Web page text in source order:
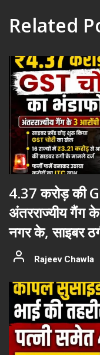
Related
4.37 करोड़ की
अंतरराज्यीय गैंग
नगर के, साइबर
Rajeev Chawla